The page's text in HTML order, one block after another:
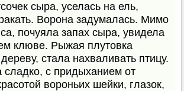
сыра, уселась на ель,
Ворона задумалась. Мимо
почуяла запах сыра, увидела
клюве. Рыжая плутовка
стала нахваливать птицу.
сладко, с придыханием от
вороньих шейки, глазок,